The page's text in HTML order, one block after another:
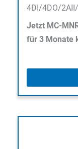
4DI/4DO/
Jetzt MC-
für 3 Monate